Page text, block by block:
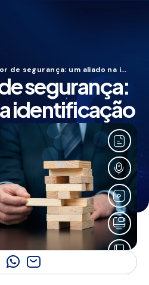
Consultor de segurança: um aliado na identificação dos riscos e na continuidade do negócio
segurança:
identificação
e na
do negócio
maio.23